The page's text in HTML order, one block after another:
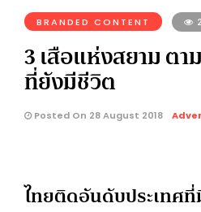
BRANDED CONTENT
3 เสือแห่งสยาม ตา
ที่ยังมีชีวิต
Posted On 28 August 2018
ไทยติดอันดับประเทศที่